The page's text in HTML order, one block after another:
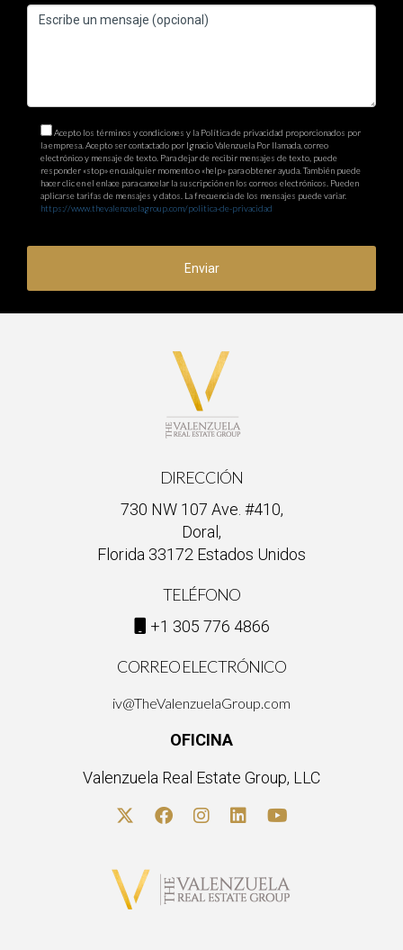
Acepto los términos y condiciones y la Política de privacidad proporcionados por
la empresa. Acepto ser contactado por Ignacio Valenzuela Por llamada, correo
electrónico y mensaje de texto. Para dejar de recibir mensajes de texto, puede
responder «stop» en cualquier momento o «help» para obtener ayuda. También puede
hacer clic en el enlace para cancelar la suscripción en los correos electrónicos. Pueden
aplicarse tarifas de mensajes y datos. La frecuencia de los mensajes puede variar.
https://www.thevalenzuelagroup.com/politica-de-privacidad
Enviar
DIRECCIÓN
730 NW 107 Ave. #410,
Doral,
Florida 33172 Estados Unidos
TELÉFONO
+1 305 776 4866
CORREO ELECTRÓNICO
iv@TheValenzuelaGroup.com
OFICINA
Valenzuela Real Estate Group, LLC